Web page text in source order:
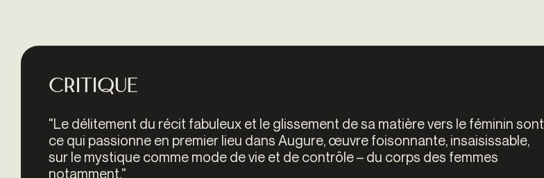
Critique
"Le délitement du récit fabuleux et le glissement de sa matière vers le féminin sont
ce qui passionne en premier lieu dans Augure, œuvre foisonnante, insaisissable,
sur le mystique comme mode de vie et de contrôle – du corps des femmes
notamment."